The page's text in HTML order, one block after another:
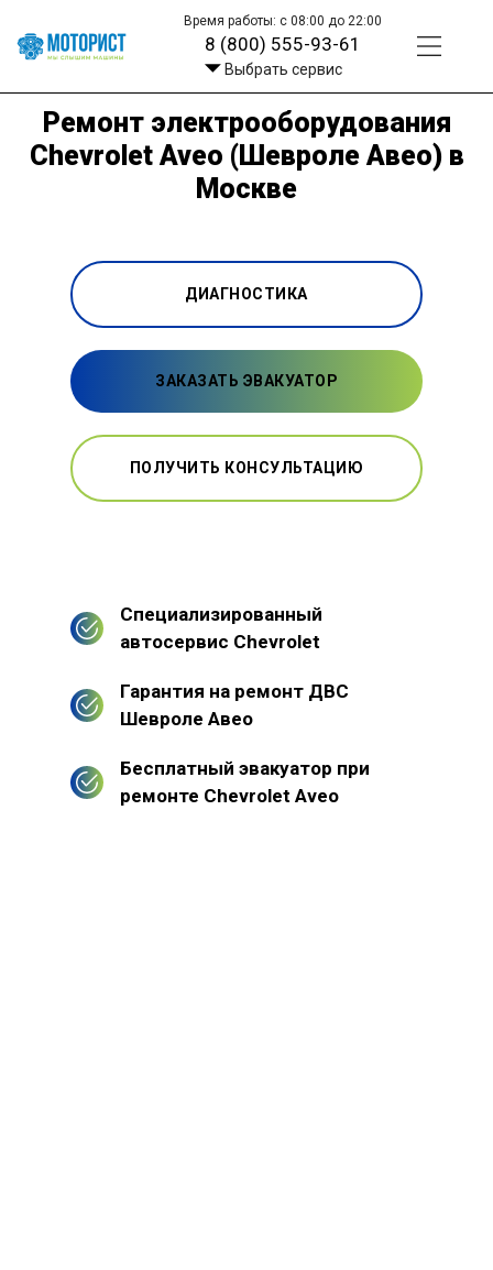
Время работы: с 08:00 до 22:00
8 (800) 555-93-61
Выбрать сервис
Ремонт электрооборудования
Chevrolet Aveo (Шевроле Авео) в
Москве
ДИАГНОСТИКА
ЗАКАЗАТЬ ЭВАКУАТОР
ПОЛУЧИТЬ КОНСУЛЬТАЦИЮ
Специализированный
автосервис Chevrolet
Гарантия на ремонт ДВС
Шевроле Авео
Бесплатный эвакуатор при
ремонте Chevrolet Aveo